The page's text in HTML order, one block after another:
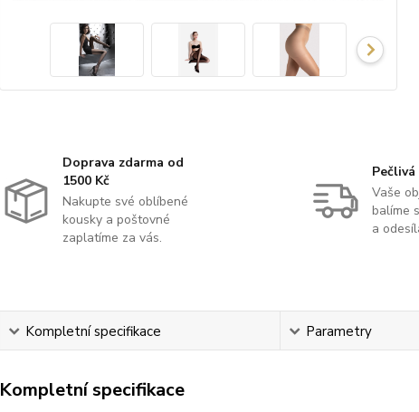
Doprava zdarma od
1500 Kč
Nakupte své oblíbené
kousky a poštovné
zaplatíme za vás.
Vaše
balíme
a
Kompletní specifikace Parametry
Kompletní specifikace